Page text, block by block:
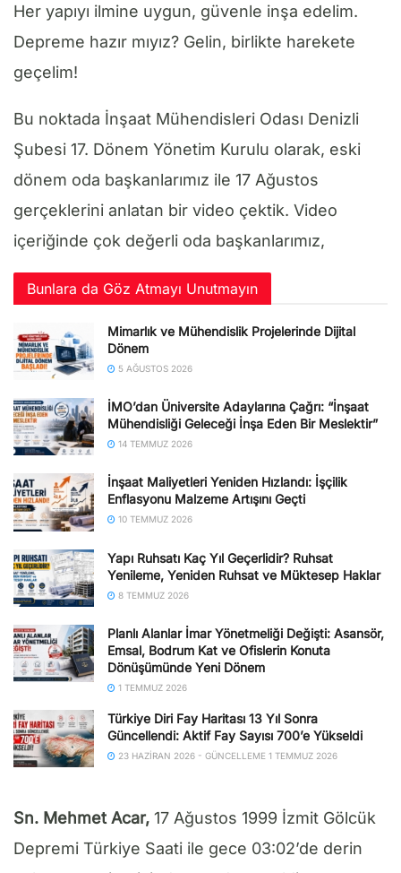
Her yapıyı ilmine uygun, güvenle inşa edelim.
Depreme hazır mıyız? Gelin, birlikte harekete
geçelim!
Bu noktada İnşaat Mühendisleri Odası Denizli
Şubesi 17. Dönem Yönetim Kurulu olarak, eski
dönem oda başkanlarımız ile 17 Ağustos
gerçeklerini anlatan bir video çektik. Video
içeriğinde çok değerli oda başkanlarımız,
Bunlara da Göz Atmayı Unutmayın
Mimarlık ve Mühendislik Projelerinde Dijital
Dönem
5 AĞUSTOS 2026
İMO’dan Üniversite Adaylarına Çağrı: “İnşaat
Mühendisliği Geleceği İnşa Eden Bir Meslektir”
14 TEMMUZ 2026
İnşaat Maliyetleri Yeniden Hızlandı: İşçilik
Enflasyonu Malzeme Artışını Geçti
10 TEMMUZ 2026
Yapı Ruhsatı Kaç Yıl Geçerlidir? Ruhsat
Yenileme, Yeniden Ruhsat ve Müktesep Haklar
8 TEMMUZ 2026
Planlı Alanlar İmar Yönetmeliği Değişti: Asansör,
Emsal, Bodrum Kat ve Ofislerin Konuta
Dönüşümünde Yeni Dönem
1 TEMMUZ 2026
Türkiye Diri Fay Haritası 13 Yıl Sonra
Güncellendi: Aktif Fay Sayısı 700’e Yükseldi
23 HAZIRAN 2026 - GÜNCELLEME 1 TEMMUZ 2026
Sn. Mehmet Acar, 17 Ağustos 1999 İzmit Gölcük
Depremi Türkiye Saati ile gece 03:02’de derin